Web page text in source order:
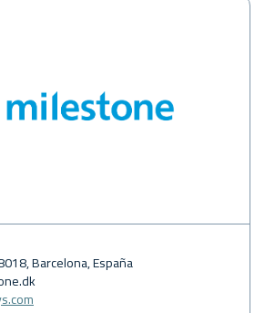
Barcelona, España